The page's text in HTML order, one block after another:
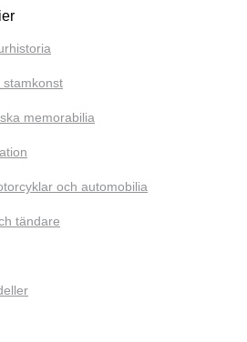
stamkonst
memorabilia
och automobilia
tändare